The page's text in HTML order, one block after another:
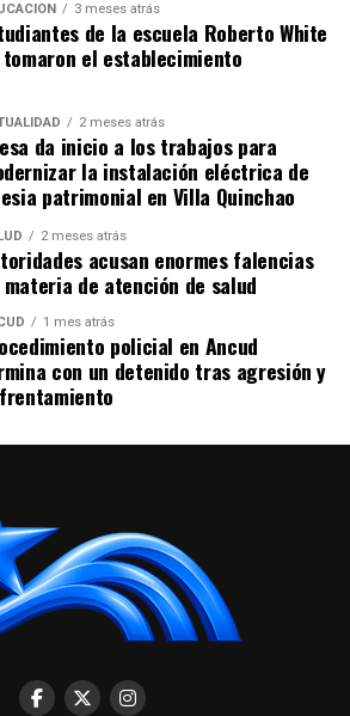
3 meses atrás
de la escuela Roberto White
tomaron el establecimiento
2 meses atrás
da inicio a los trabajos para
la instalación eléctrica de
patrimonial en Villa Quinchao
2 meses atrás
acusan enormes falencias
materia de atención de salud
1 mes atrás
policial en Ancud
con un detenido tras agresión y